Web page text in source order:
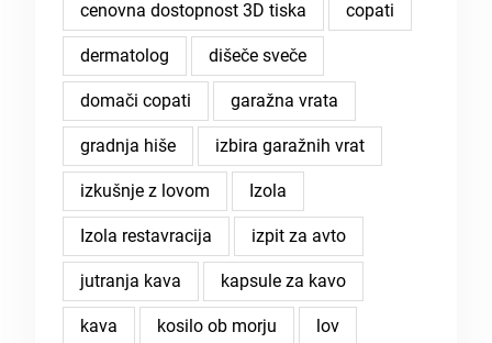
cenovna dostopnost 3D tiska copati
dermatolog dišeče sveče
domači copati garažna vrata
gradnja hiše izbira garažnih vrat
izkušnje z lovom Izola
Izola restavracija izpit za avto
jutranja kava kapsule za kavo
kava kosilo ob morju lov